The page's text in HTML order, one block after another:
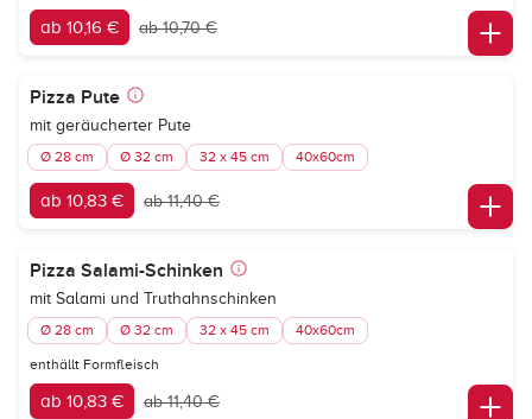
ab 10,16 € ab 10,70 €
Pizza Pute
mit geräucherter Pute
Ø 28 cm Ø 32 cm 32 x 45 cm 40x60cm
ab 10,83 € ab 11,40 €
Pizza Salami-Schinken
mit Salami und Truthahnschinken
Ø 28 cm Ø 32 cm 32 x 45 cm 40x60cm
enthällt Formfleisch
ab 10,83 € ab 11,40 €